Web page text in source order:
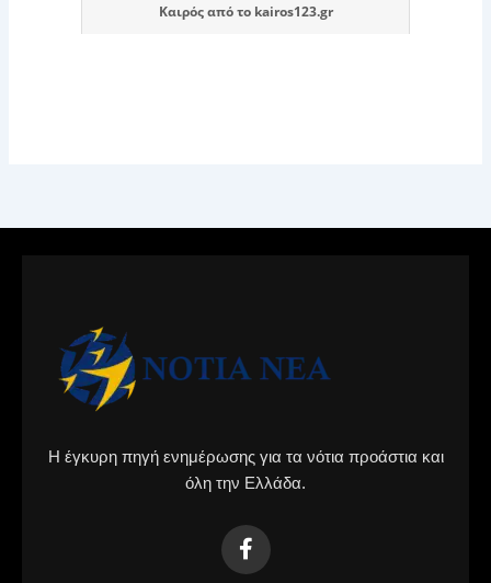
Καιρόςαπό το kairos123.gr
Η έγκυρη πηγή ενημέρωσης για τα νότια προάστια και
όλη την Ελλάδα.